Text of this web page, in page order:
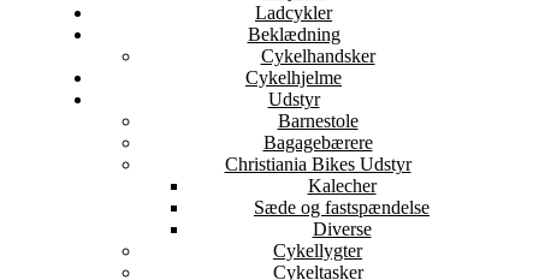
Ladcykler
Beklædning
Cykelhandsker
Cykelhjelme
Udstyr
Barnestole
Bagagebærere
Christiania Bikes Udstyr
Kalecher
Sæde og fastspændelse
Diverse
Cykellygter
Cykeltasker